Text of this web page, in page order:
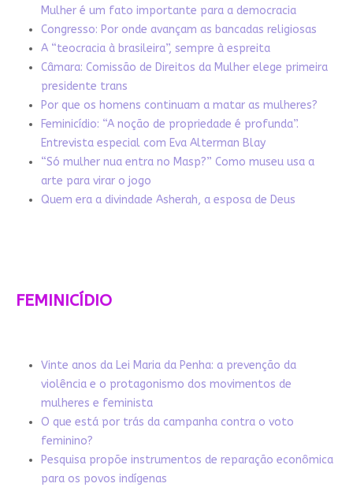
Mulher é um fato importante para a democracia
Congresso: Por onde avançam as bancadas religiosas
A “teocracia à brasileira”, sempre à espreita
Câmara: Comissão de Direitos da Mulher elege primeira
presidente trans
Por que os homens continuam a matar as mulheres?
Feminicídio: “A noção de propriedade é profunda”.
Entrevista especial com Eva Alterman Blay
“Só mulher nua entra no Masp?” Como museu usa a
arte para virar o jogo
Quem era a divindade Asherah, a esposa de Deus
FEMINICÍDIO
Vinte anos da Lei Maria da Penha: a prevenção da
violência e o protagonismo dos movimentos de
mulheres e feminista
O que está por trás da campanha contra o voto
feminino?
Pesquisa propõe instrumentos de reparação econômica
para os povos indígenas